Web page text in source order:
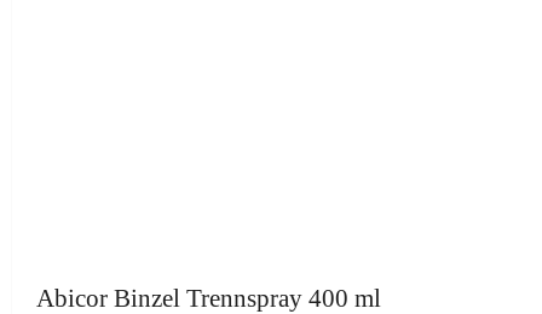
Abicor Binzel Trennspray 400 ml